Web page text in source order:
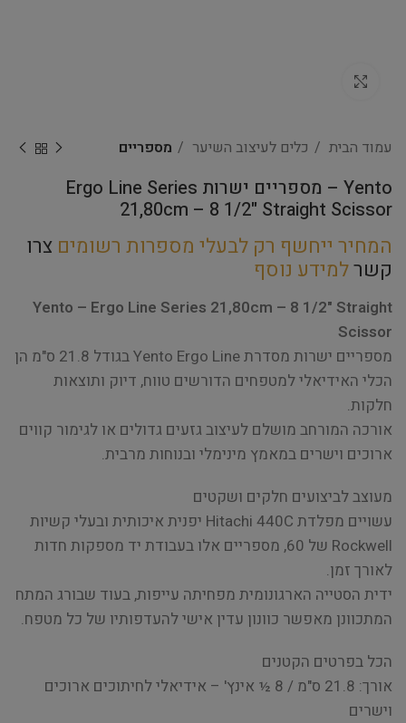
עמוד הבית כלים לעיצוב השיער מספריים
Yento – מספריים ישרות Ergo Line Series
21,80cm – 8 1/2" Straight Scissor
המחיר ייחשף רק לבעלי מספרות רשומים צרו
קשרלמידע נוסף
Yento – Ergo Line Series 21,80cm – 8 1/2" Straight
Scissor
מספריים ישרות מסדרת Yento Ergo Line בגודל 21.8 ס"מ הן
הכלי האידיאלי למטפחים הדורשים טווח, דיוק ותוצאות
חלקות.
אורכה המורחב מושלם לעיצוב גזעים גדולים או לגימור קווים
ארוכים וישרים במאמץ מינימלי ובנוחות מרבית.
מעוצב לביצועים חלקים ושקטים
עשויים מפלדת Hitachi 440C יפנית איכותית ובעלי קשיות
Rockwell של 60, מספריים אלו בעבודת יד מספקות חדות
לאורך זמן.
ידית הסטייה הארגונומית מפחיתה עייפות, בעוד שבורג המתח
המתכוונן מאפשר כוונון עדין אישי להעדפותיו של כל מטפח.
הכל בפרטים הקטנים
אורך: 21.8 ס"מ / 8 ½ אינץ' – אידיאלי לחיתוכים ארוכים
וישרים